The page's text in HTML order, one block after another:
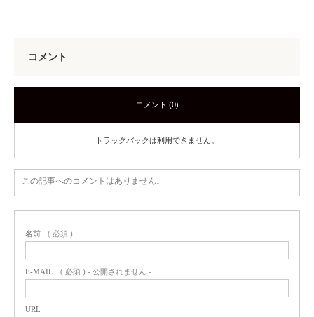
コメント
コメント (0)
トラックバックは利用できません。
この記事へのコメントはありません。
名前 ( 必須 )
E-MAIL ( 必須 ) - 公開されません -
URL